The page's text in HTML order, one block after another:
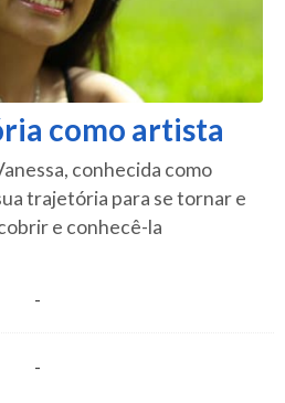
como artista
conhecida como
trajetória para se tornar e
e conhecê-la
-
-